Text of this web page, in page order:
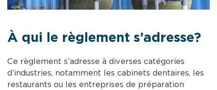
À qui le règlement s’adresse?
Ce règlement s’adresse à diverses catégories
d’industries, notamment les cabinets dentaires, les
restaurants ou les entreprises de préparation